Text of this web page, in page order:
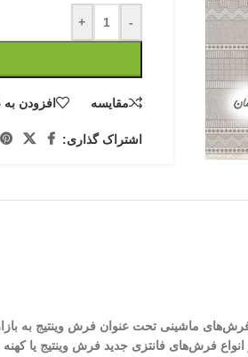
-
+
مقایسه افزودن به
اشتراک گذاری:
ماشینی تحت عنوان فرش وینتیج به
انواع فرش‌های فانتزی جدید فرش وینتیج